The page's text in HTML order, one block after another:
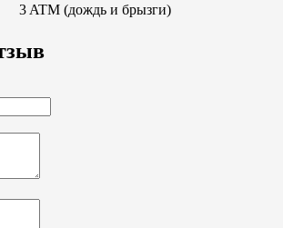
3 ATM (дождь и брызги)